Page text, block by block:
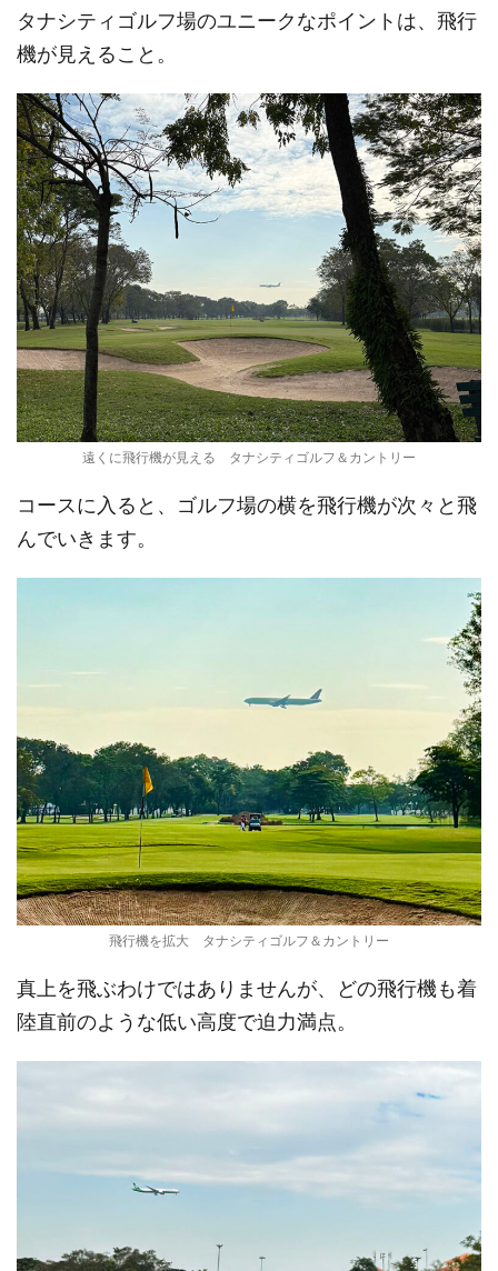
タナシティゴルフ場のユニークなポイントは、飛行
機が見えること。
遠くに飛行機が見える タナシティゴルフ＆カントリー
コースに入ると、ゴルフ場の横を飛行機が次々と飛
んでいきます。
飛行機を拡大 タナシティゴルフ＆カントリー
真上を飛ぶわけではありませんが、どの飛行機も着
陸直前のような低い高度で迫力満点。